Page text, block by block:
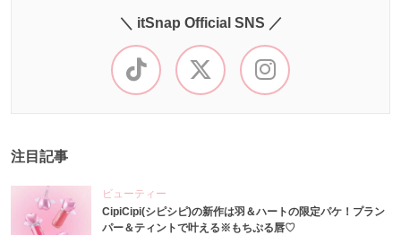
＼ itSnap Official SNS ／
注目記事
ビューティー
CipiCipi(シピシピ)の新作は羽＆ハートの限定パケ！プラン
パー＆ティントで叶える※もちぷる唇♡